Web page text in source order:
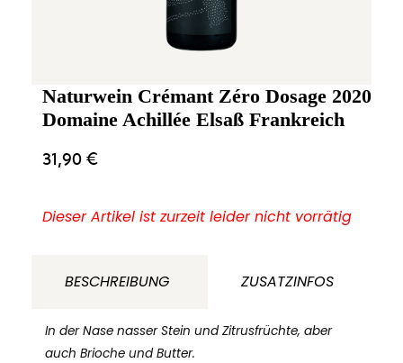
Naturwein Crémant Zéro Dosage 2020
Domaine Achillée Elsaß Frankreich
31,90€
Dieser Artikel ist zurzeit leider nicht vorrätig
BESCHREIBUNG ZUSATZINFOS
In der Nase nasser Stein und Zitrusfrüchte, aber
auch Brioche und Butter.